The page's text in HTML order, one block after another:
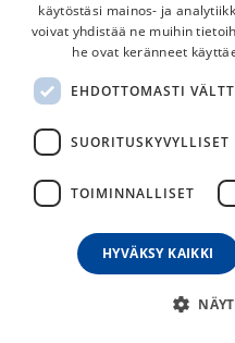
Lazer Finch
helposti säädettävä TurnFit
75,00
käytöstäsi mainos- ja
voivat yhdistää ne muihin
he ovat keränneet
EHDOTTOMASTI
SUORITUSKYVYLLISET
TOIMINNALLISET
HYVÄKSY KAIKKI